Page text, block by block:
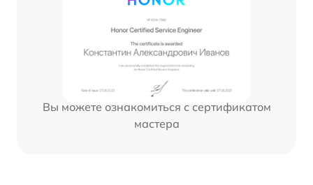
Вы можете ознакомиться с сертификатом
мастера